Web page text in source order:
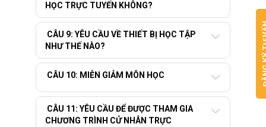
HỌC TRỰC TUYẾN KHÔNG?
CÂU 9: YÊU CẦU VỀ THIẾT BỊ HỌC TẬP
NHƯ THẾ NÀO?
CÂU 10: MIỄN GIẢM MÔN HỌC
CÂU 11: YÊU CẦU ĐỂ ĐƯỢC THAM GIA
CHƯƠNG TRÌNH CỬ NHÂN TRỰC